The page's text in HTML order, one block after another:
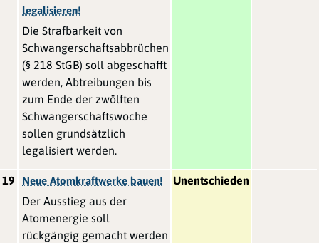
legalisieren!
Die Strafbarkeit von
Schwangerschaftsabbrüchen
(§ 218 StGB) soll abgeschafft
werden, Abtreibungen bis
zum Ende der zwölften
Schwangerschaftswoche
sollen grundsätzlich
legalisiert werden.
19 Neue Atomkraftwerke bauen!
Der Ausstieg aus der
Atomenergie soll
rückgängig gemacht werden
Unentschieden